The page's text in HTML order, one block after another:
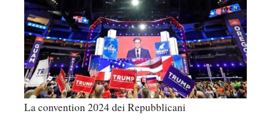
La convention 2024 dei Repubblicani